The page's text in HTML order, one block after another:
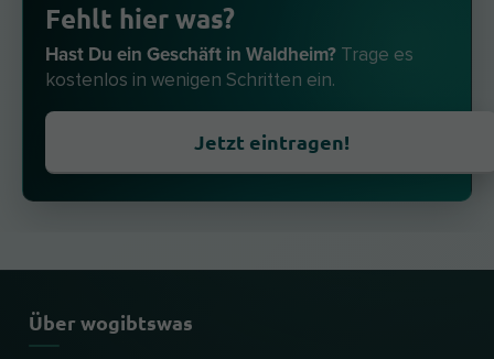
Fehlt hier was?
Hast Du ein Geschäft in Waldheim? Trage es
kostenlos in wenigen Schritten ein.
Jetzt eintragen!
Über wogibtswas